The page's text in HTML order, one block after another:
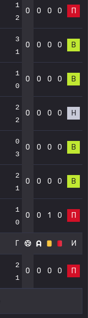
1
2
0 0 0 0 П
3
1
0 0 0 0 В
1
0
0 0 0 0 В
2
2
0 0 0 0 Н
0
3
0 0 0 0 В
2
1
0 0 0 0 В
1
0
0 0 1 0 П
Г И
2
1
0 0 0 0 П